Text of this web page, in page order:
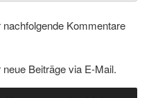
Kommentare
Beiträge via E-Mail.